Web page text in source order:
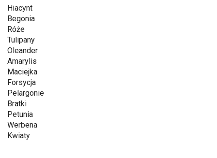
Hiacynt
Begonia
Róże
Tulipany
Oleander
Amarylis
Maciejka
Forsycja
Pelargonie
Bratki
Petunia
Werbena
Kwiaty